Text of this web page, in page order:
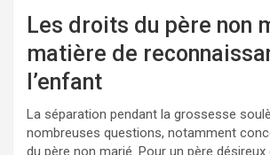
Les droits du père non
matière de
l’enfant
La séparation pendant la grossesse
nombreuses questions, notamment
du père non marié. Pour un père désireux